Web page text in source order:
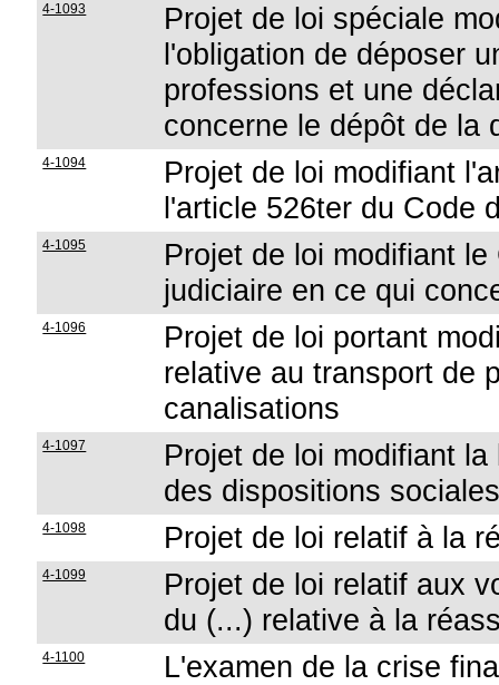
4-1093
Projet de loi spéciale
l'obligation de déposer
professions et une
concerne le dépôt de la
4-1094
Projet de loi modifiant
l'article 526ter du Code
4-1095
Projet de loi modifiant
judiciaire en ce qui
4-1096
Projet de loi portant
relative au transport de
canalisations
4-1097
Projet de loi modifiant
des dispositions
4-1098 Projet de loi relatif à la
4-1099
Projet de loi relatif aux
du (...) relative à la
4-1100 L'examen de la crise